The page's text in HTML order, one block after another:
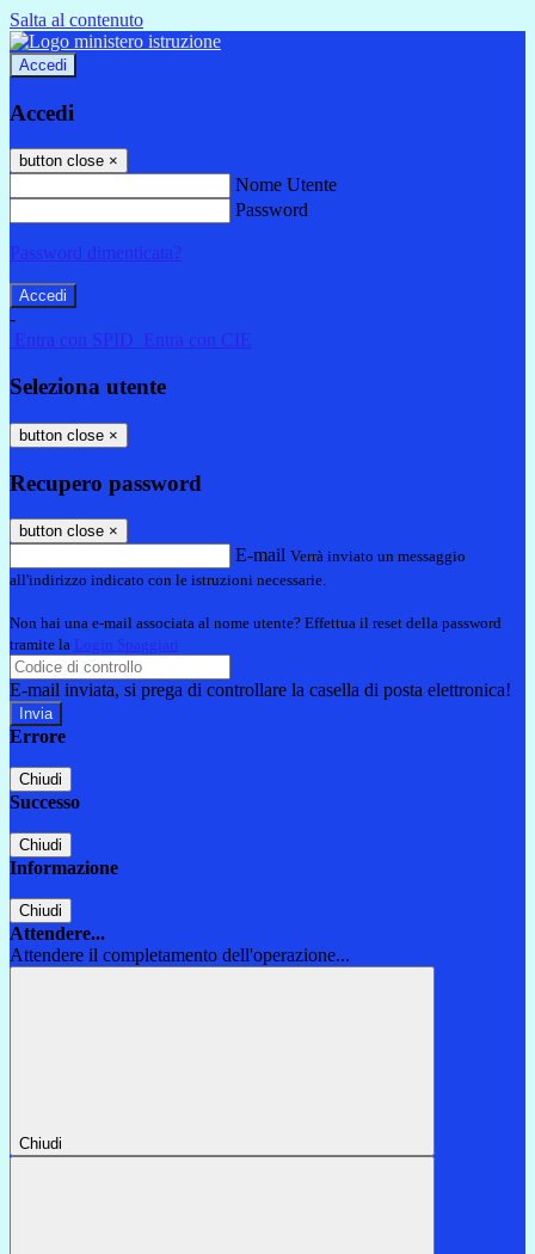
Salta al contenuto
Accedi
Accedi
button close ×
Nome Utente
Password
Password dimenticata?
-
Entra con SPID
Entra con CIE
Seleziona utente
button close ×
Recupero password
button close ×
E-mail Verrà inviato un messaggio
all'indirizzo indicato con le istruzioni necessarie.
Non hai una e-mail associata al nome utente? Effettua il reset della password
tramite la Login Spaggiari
E-mail inviata, si prega di controllare la casella di posta elettronica!
Errore
Chiudi
Successo
Chiudi
Informazione
Chiudi
Attendere...
Attendere il completamento dell'operazione...
Chiudi